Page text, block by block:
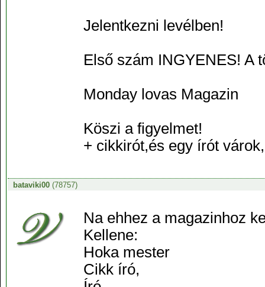
Jelentkezni levélben!
Első szám INGYENES! A
Monday lovas Magazin
Köszi a figyelmet!
+ cikkirót,és egy írót
bataviki00(78757)
Na ehhez a magazinhoz
Kellene:
Hoka mester
Cikk író,